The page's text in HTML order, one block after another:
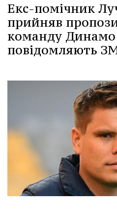
Екс-помічник
прийняв
команду Динамо
повідомляють